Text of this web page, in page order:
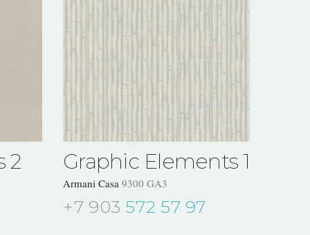
2 Graphic Elements 1
Armani Casa 9300 GA3
+7 903 572 57 97